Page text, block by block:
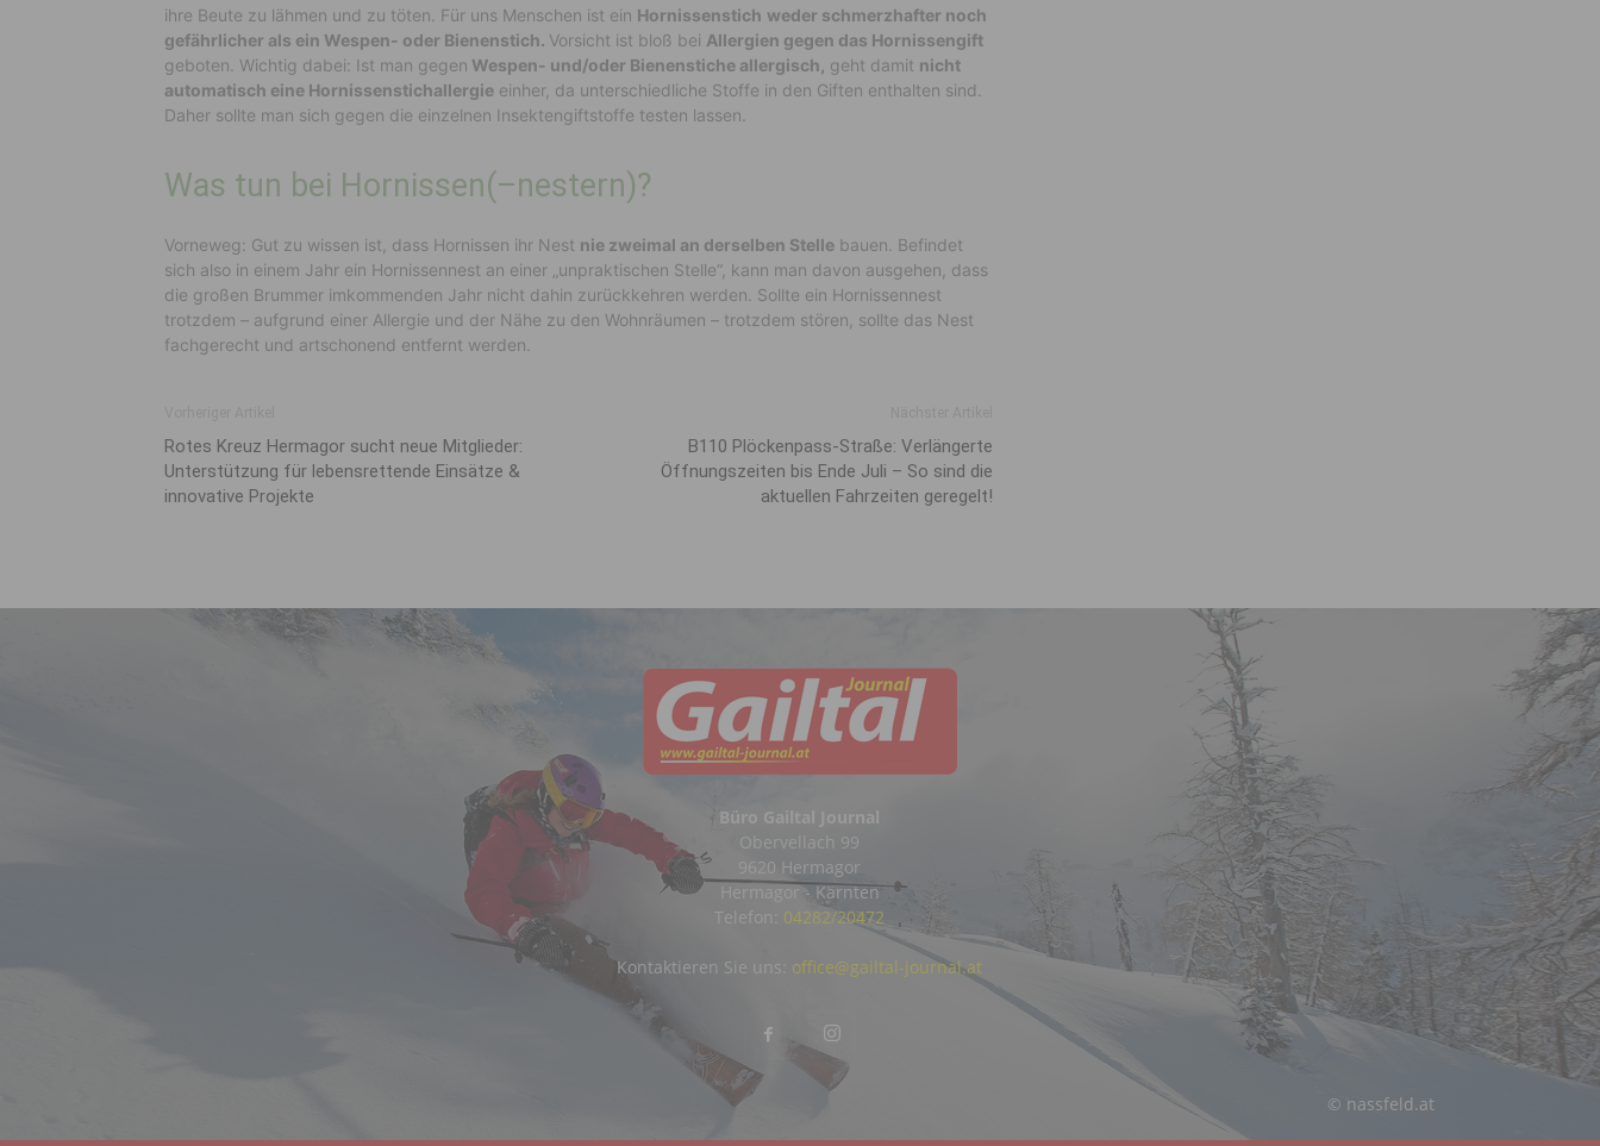
ihre Beute zu lähmen und zu töten. Für uns Menschen ist ein Hornissenstich weder schmerzhafter noch
gefährlicher als ein Wespen- oder Bienenstich. Vorsicht ist bloß bei Allergien gegen das Hornissengift
geboten. Wichtig dabei: Ist man gegen Wespen- und/oder Bienenstiche allergisch, geht damit nicht
automatisch eine Hornissenstichallergie einher, da unterschiedliche Stoffe in den Giften enthalten sind.
Daher sollte man sich gegen die einzelnen Insektengiftstoffe testen lassen.
Was tun bei Hornissen(–nestern)?
Vorneweg: Gut zu wissen ist , dass Hornissen ihr Nest nie zweimal an derselben Stelle bauen. Befindet
sich also in einem Jahr ein Hornissennest an einer „unpraktischen Stelle“, kann man davon ausgehen, dass
die großen Brummer imkommenden Jahr nicht dahin zurückkehren werden. Sollte ein Hornissennest
trotzdem – aufgrund einer Allergie und der Nähe zu den Wohnräumen – trotzdem stören, sollte das Nest
fachgerecht und artschonend entfernt werden.
Rotes Kreuz Hermagor sucht neue Mitglieder:
Unterstützung für lebensrettende Einsätze &
innovative Projekte
B110 Plöckenpass-Straße: Verlängerte
Öffnungszeiten bis Ende Juli – So sind die
aktuellen Fahrzeiten geregelt!
Büro Gailtal Journal
Obervellach 99
9620 Hermagor
Hermagor - Kärnten
Telefon: 04282/20472
© nassfeld.at
Kontaktieren Sie uns: office@gailtal-journal.at